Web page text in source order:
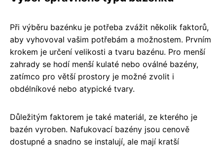
Při výběru bazénku je potřeba zvážit několik faktorů,
aby vyhovoval vašim potřebám a možnostem. Prvním
krokem je určení velikosti a tvaru bazénu. Pro menší
zahrady se hodí menší kulaté nebo oválné bazény,
zatímco pro větší prostory je možné zvolit i
obdélníkové nebo atypické tvary.
Důležitým faktorem je také materiál, ze kterého je
bazén vyroben. Nafukovací bazény jsou cenově
dostupné a snadno se instalují, ale mají kratší